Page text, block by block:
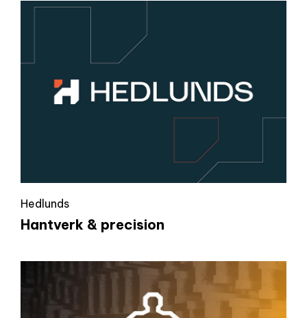
Hedlunds
Hantverk & precision